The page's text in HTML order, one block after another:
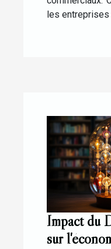
les entreprises
Impact du
sur